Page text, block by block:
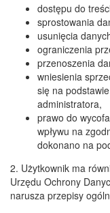
dostępu do
sprostowania
usunięcia
ograniczenia
przenoszenia
wniesienia
się na
administratora,
prawo do
wpływu na
dokonano na
2. Użytkownik ma
Urzędu Ochrony
narusza przepisy